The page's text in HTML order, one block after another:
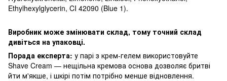
Ethylhexylglycerin, CI 42090 (Blue 1).
Виробник може змінювати склад, тому точний склад
дивіться на упаковці.
Порада експерта: у парі з крем-гелем використовуйте
Shave Cream — нещільна кремова основа дозволяє бритві
йти м'якше, і шкірі потім потрібно менше відновлення.